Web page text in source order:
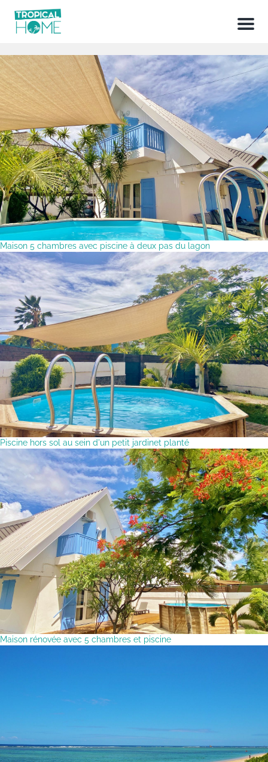
Menu
Maison 5 chambres avec piscine à deux pas du lagon
Piscine hors sol au sein d'un petit jardinet planté
Maison rénovée avec 5 chambres et piscine